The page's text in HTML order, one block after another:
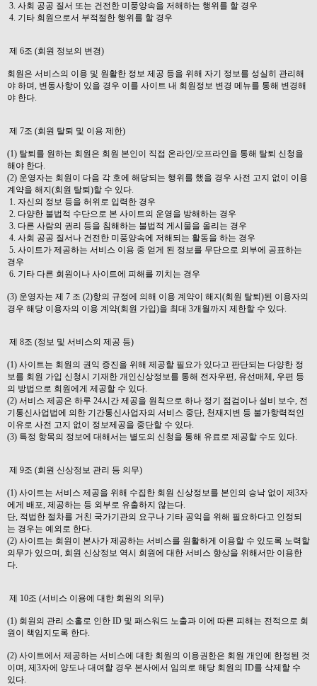
3. 사회 공공 질서 또는 건전한 미풍양속을 저해하는 행위를 할 경우
4. 기타 회원으로서 부적절한 행위를 할 경우
제 6조 (회원 정보의 변경)
회원은 서비스의 이용 및 원활한 정보 제공 등을 위해 자기 정보를 성실히 관리해
야 하며, 변동사항이 있을 경우 이를 사이트 내 회원정보 변경 메뉴를 통해 변경해
야 한다.
제 7조 (회원 탈퇴 및 이용 제한)
(1) 탈퇴를 원하는 회원은 회원 본인이 직접 온라인/오프라인을 통해 탈퇴 신청을
해야 한다.
(2) 운영자는 회원이 다음 각 호에 해당되는 행위를 했을 경우 사전 고지 없이 이용
계약을 해지(회원 탈퇴)할 수 있다.
1. 자신의 정보 등을 허위로 입력한 경우
2. 다양한 불법적 수단으로 본 사이트의 운영을 방해하는 경우
3. 다른 사람의 권리 등을 침해하는 불법적 게시물을 올리는 경우
4. 사회 공공 질서나 건전한 미풍양속에 저해되는 활동을 하는 경우
5. 사이트가 제공하는 서비스 이용 중 얻게 된 정보를 무단으로 외부에 공표하는
경우
6. 기타 다른 회원이나 사이트에 피해를 끼치는 경우
(3) 운영자는 제 7 조 (2)항의 규정에 의해 이용 계약이 해지(회원 탈퇴)된 이용자의
경우 해당 이용자의 이용 계약(회원 가입)을 최대 3개월까지 제한할 수 있다.
제 8조 (정보 및 서비스의 제공 등)
(1) 사이트는 회원의 권익 증진을 위해 제공할 필요가 있다고 판단되는 다양한 정
보를 회원 가입 신청시 기재한 개인신상정보를 통해 전자우편, 유선매체, 우편 등
의 방법으로 회원에게 제공할 수 있다.
(2) 서비스 제공은 하루 24시간 제공을 원칙으로 하나 정기 점검이나 설비 보수, 전
기통신사업법에 의한 기간통신사업자의 서비스 중단, 천재지변 등 불가항력적인
이유로 사전 고지 없이 정보제공을 중단할 수 있다.
(3) 특정 항목의 정보에 대해서는 별도의 신청을 통해 유료로 제공할 수도 있다.
제 9조 (회원 신상정보 관리 등 의무)
(1) 사이트는 서비스 제공을 위해 수집한 회원 신상정보를 본인의 승낙 없이 제3자
에게 배포, 제공하는 등 외부로 유출하지 않는다.
단, 적법한 절차를 거친 국가기관의 요구나 기타 공익을 위해 필요하다고 인정되
는 경우는 예외로 한다.
(2) 사이트는 회원이 본사가 제공하는 서비스를 원활하게 이용할 수 있도록 노력할
의무가 있으며, 회원 신상정보 역시 회원에 대한 서비스 향상을 위해서만 이용한
다.
제 10조 (서비스 이용에 대한 회원의 의무)
(1) 회원의 관리 소홀로 인한 ID 및 패스워드 노출과 이에 따른 피해는 전적으로 회
원이 책임지도록 한다.
(2) 사이트에서 제공하는 서비스에 대한 회원의 이용권한은 회원 개인에 한정된 것
이며, 제3자에 양도나 대여할 경우 본사에서 임의로 해당 회원의 ID를 삭제할 수
있다.